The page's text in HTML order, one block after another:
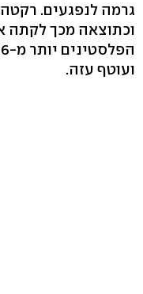
גרמה לנפגעים.
וכתוצאה מכך לקתה
ועוטף עזה.